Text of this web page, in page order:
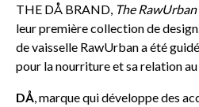
THE DÅ BRAND, The
leur première collection de
de vaisselle RawUrban a été
pour la nourriture et sa relation
DÅ , marque qui développe des